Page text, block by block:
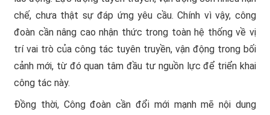
chế, chưa thật sự đáp ứng yêu cầu. Chính vì vậy, công
đoàn cần nâng cao nhận thức trong toàn hệ thống về vị
trí vai trò của công tác tuyên truyền, vận động trong bối
cảnh mới, từ đó quan tâm đầu tư nguồn lực để triển khai
công tác này.
Đồng thời, Công đoàn cần đổi mới mạnh mẽ nội dung